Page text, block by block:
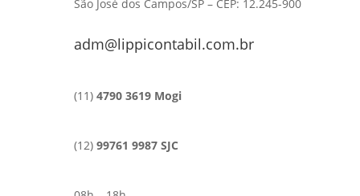
São José dos Campos/SP – CEP: 12.245-900
adm@lippicontabil.com.br
(11) 4790 3619 Mogi
(12) 99761 9987 SJC